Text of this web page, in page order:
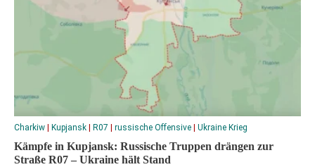
Charkiw Kupjansk R07 russische Offensive Ukraine Krieg
Kämpfe in Kupjansk: Russische Truppen drängen zur
Straße R07 – Ukraine hält Stand